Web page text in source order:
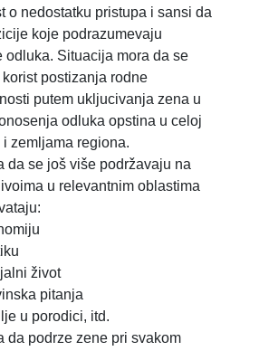
o nedostatku pristupa i sansi da
koje podrazumevaju
odluka. Situacija mora da se
postizanja rodne
putem ukljucivanja zena u
odluka opstina u celoj
zemljama regiona.
da se još više podržavaju na
u relevantnim oblastima
život
pitanja
u porodici, itd.
da podrze zene pri svakom